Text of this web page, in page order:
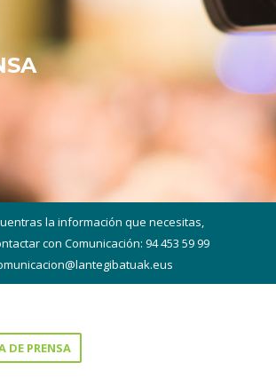
la información que necesitas,
con Comunicación: 94 453 59 99
DE PRENSA